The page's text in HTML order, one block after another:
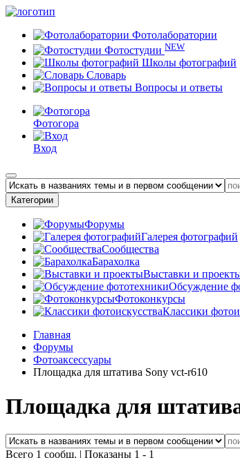
Фотолаборатории
Фотостудии NEW
Школы фотографий
Словарь
Вопросы и ответы
Фотогора
Вход
Категории
Форумы
Галерея фотографий
Сообщества
Барахолка
Выставки и
Обсуждение
Фотоконкурсы
Классики
Главная
Форумы
Фотоаксессуары
Площадка для штатива Sony vct-r610
Площадка для
Всего 1 сообщ. | Показаны 1 - 1